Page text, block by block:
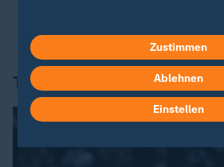
Tier des Tages
Zustimmen
Ablehnen
Einstellen